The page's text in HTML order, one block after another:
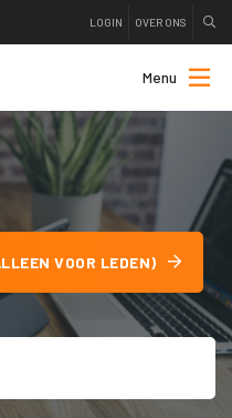
LOGIN OVER ONS
Menu
VOOR LEDEN)